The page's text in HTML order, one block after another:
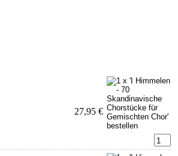
27,95 €